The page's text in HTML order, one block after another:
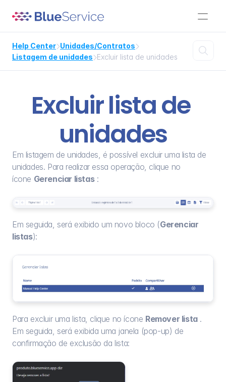
Help CenterUnidades/Contratos
Listagem de unidadesExcluir lista de unidades

Excluir lista de
unidades
Em listagem de unidades, é possível excluir uma lista de
unidades. Para realizar essa operação, clique no
ícone Gerenciar listas :
Em seguida, será exibido um novo bloco (Gerenciar
listas):
Para excluir uma lista, clique no ícone Remover lista .
Em seguida, será exibida uma janela (pop-up) de
confirmação de exclusão da lista: